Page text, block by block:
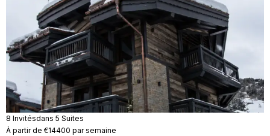
8 Invitésdans 5 Suites
À partir de €14400 par semaine